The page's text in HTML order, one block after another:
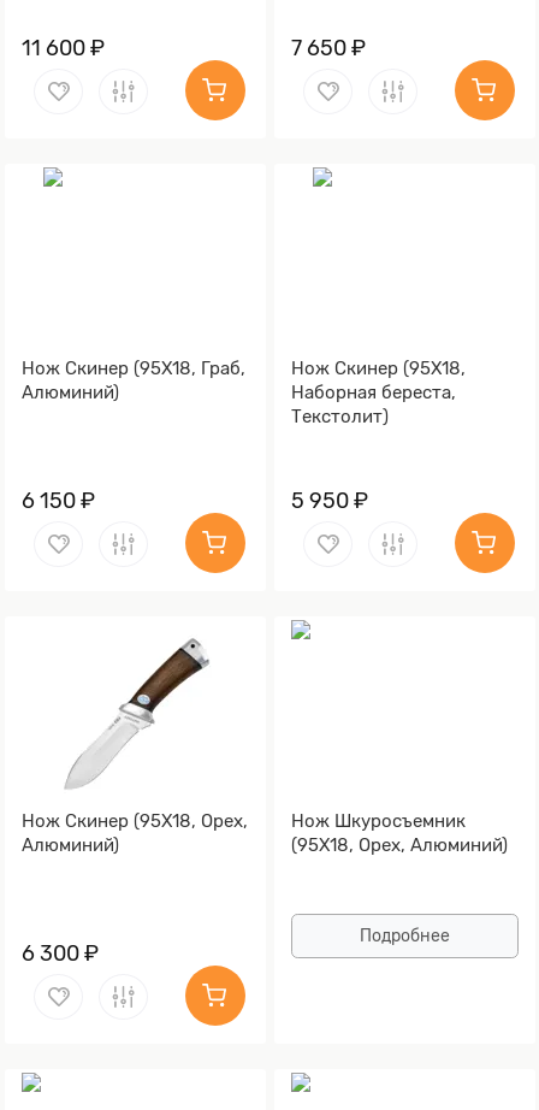
11 600 ₽ 7 650 ₽
Нож Скинер (95Х18, Граб,
Алюминий)
6 150 ₽
Нож Скинер (95Х18,
Наборная береста,
Текстолит)
5 950 ₽
Нож Скинер (95Х18, Орех,
Алюминий)
6 300 ₽
Нож Шкуросъемник
(95Х18, Орех, Алюминий)
Подробнее